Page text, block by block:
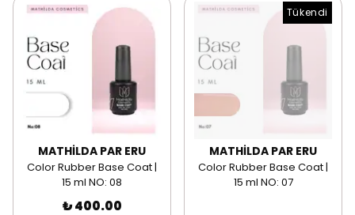
MATHİLDA PAR ERU
Color Rubber Base Coat |
15 ml NO: 08
₺ 400.00
Tükendi
MATHİLDA PAR ERU
Color Rubber Base Coat |
15 ml NO: 07